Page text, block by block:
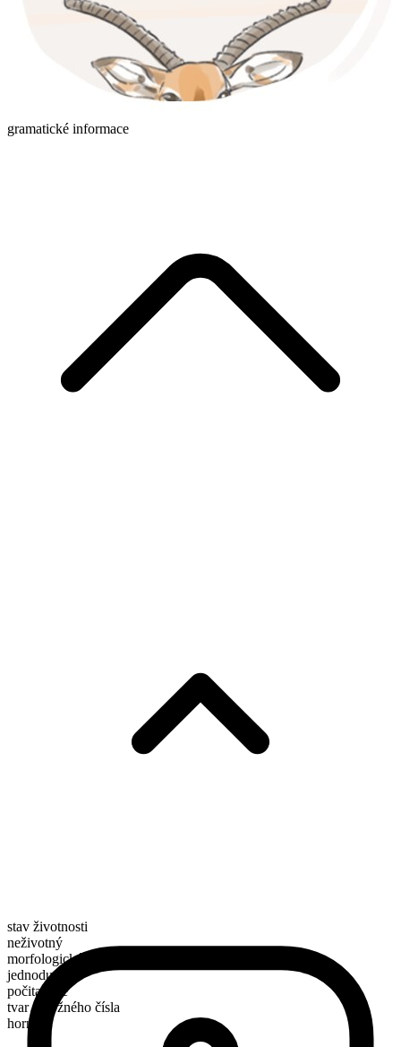
gramatické informace
stav životnosti
neživotný
morfologické složení
jednoduché
počitatelné
tvar množného čísla
horns